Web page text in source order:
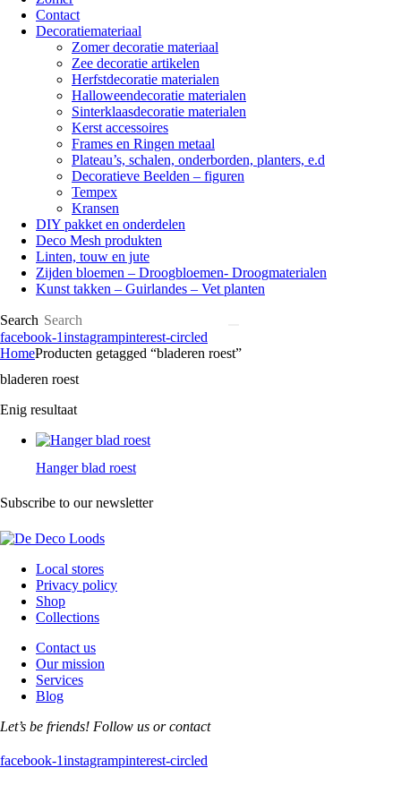
Contact
Decoratiemateriaal
Zomer decoratie materiaal
Zee decoratie artikelen
Herfstdecoratie materialen
Halloweendecoratie materialen
Sinterklaasdecoratie materialen
Kerst accessoires
Frames en Ringen metaal
Plateau’s, schalen, onderborden, planters, e.d
Decoratieve Beelden – figuren
Tempex
Kransen
DIY pakket en onderdelen
Deco Mesh produkten
Linten, touw en jute
Zijden bloemen – Droogbloemen- Droogmaterialen
Kunst takken – Guirlandes – Vet planten
Search
facebook-1instagrampinterest-circled
HomeProducten getagged “bladeren roest”
bladeren roest
Enig resultaat
Hanger blad roest
Subscribe to our newsletter
Local stores
Privacy policy
Shop
Collections
Contact us
Our mission
Services
Blog
Let’s be friends! Follow us or contact
facebook-1instagrampinterest-circled